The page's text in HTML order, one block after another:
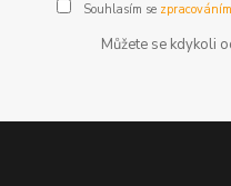
Souhlasím se
Můžete se kdykoli